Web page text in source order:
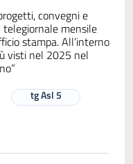
convegni e
telegiornale mensile
stampa. All’interno
visti nel 2025 nel
tg Asl 5